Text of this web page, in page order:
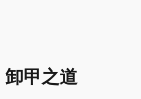
卸甲之道